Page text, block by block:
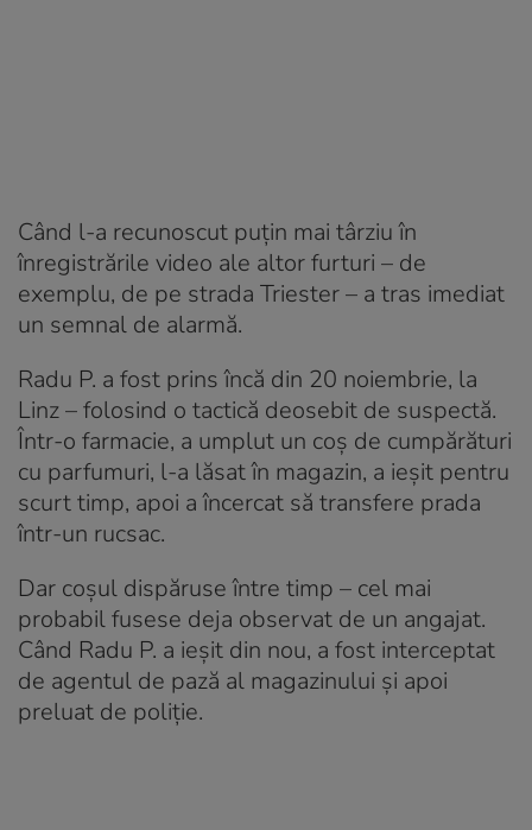
Când l-a recunoscut puțin mai târziu în
înregistrările video ale altor furturi – de
exemplu, de pe strada Triester – a tras imediat
un semnal de alarmă.
Radu P. a fost prins încă din 20 noiembrie, la
Linz – folosind o tactică deosebit de suspectă.
Într-o farmacie, a umplut un coș de cumpărături
cu parfumuri, l-a lăsat în magazin, a ieșit pentru
scurt timp, apoi a încercat să transfere prada
într-un rucsac.
Dar coșul dispăruse între timp – cel mai
probabil fusese deja observat de un angajat.
Când Radu P. a ieșit din nou, a fost interceptat
de agentul de pază al magazinului și apoi
preluat de poliție.